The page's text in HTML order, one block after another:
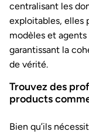
centralisant les
exploitables, elles
modèles et agents
garantissant la
de vérité.
Trouvez des
products
Bien qu’ils